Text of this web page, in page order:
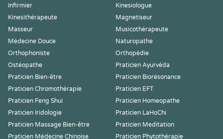
Infirmier
Kinesiologue
Kinesithérapeute
Magnetiseur
Masseur
Musicothérapeute
Médecine Douce
Naturopathe
Orthophoniste
Orthopédie
Ostéopathe
Praticien Ayurvéda
Praticien Bien-être
Praticien Biorésonance
Praticien Chromothérapie
Praticien EFT
Praticien Feng Shui
Praticien Homeopathe
Praticien Iridologie
Praticien LaHoChi
Praticien Massage Bien-être
Praticien Meditation
Praticien Médecine Chinoise
Praticien Phytothérapie